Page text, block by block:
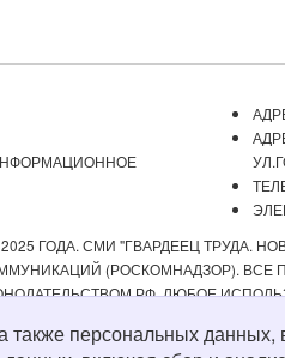
ГОДА. СМИ "ГВАРДЕЕЦ ТРУДА.
(РОСКОМНАДЗОР). ВСЕ
РФ. ЛЮБОЕ
ВЕБ-САЙТОВ, НА КОТОРЫЕ ДАНЫ
также персональных